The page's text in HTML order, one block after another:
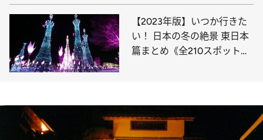
【2023年版】いつか行きた
い！ 日本の冬の絶景 東日本
篇まとめ《全210スポット》